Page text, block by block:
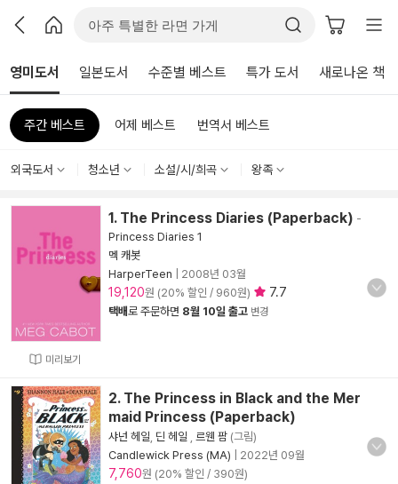
영미도서 일본도서 수준별 베스트 특가 도서 새로나온 책
주간 베스트 어제 베스트 번역서 베스트
외국도서 청소년 소설/시/희곡 왕족
미리보기
1. The Princess Diaries (Paperback) -
Princess Diaries 1
멕 캐봇
HarperTeen
2008년 03월
19,120원 (20% 할인 / 960원) 7.7
택배로 주문하면 8월 10일 출고 변경
2. The Princess in Black and the Mer
maid Princess (Paperback)
샤넌 헤일 딘 헤일 르웬 팜 (그림)
Candlewick Press (MA)
2022년 09월
7,760원 (20% 할인 / 390원)